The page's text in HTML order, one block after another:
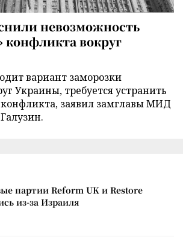
невозможность
конфликта вокруг
вариант заморозки
Украины, требуется устранить
заявил замглавы МИД
партии Reform UK и Restore
из-за Израиля